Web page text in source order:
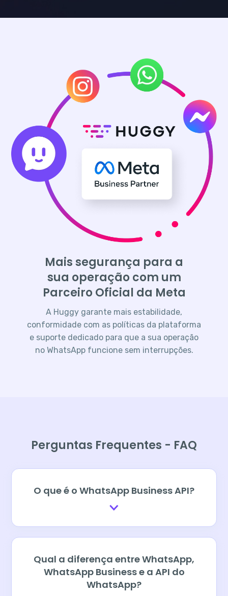
Mais segurança para a
sua operação com um
Parceiro Oficial da Meta
A Huggy garante mais estabilidade,
conformidade com as políticas da plataforma
e suporte dedicado para que a sua operação
no WhatsApp funcione sem interrupções.
Perguntas Frequentes - FAQ
O que é o WhatsApp Business API?
Qual a diferença entre WhatsApp,
WhatsApp Business e a API do
WhatsApp?